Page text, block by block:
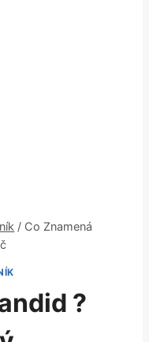
/ Co Znamená
?